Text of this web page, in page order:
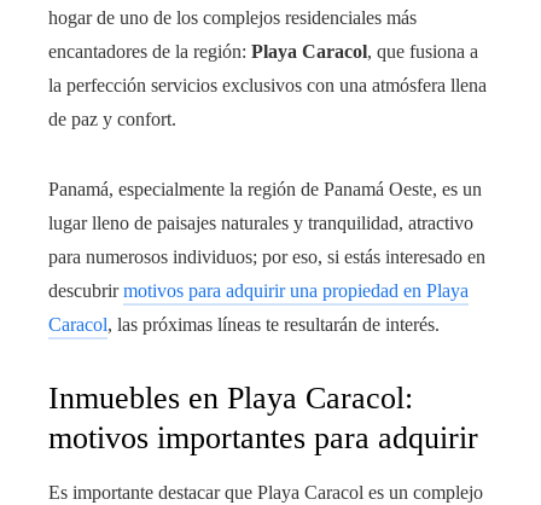
hogar de uno de los complejos residenciales más
encantadores de la región: Playa Caracol, que fusiona a
la perfección servicios exclusivos con una atmósfera llena
de paz y confort.
Panamá, especialmente la región de Panamá Oeste, es un
lugar lleno de paisajes naturales y tranquilidad, atractivo
para numerosos individuos; por eso, si estás interesado en
descubrirmotivos para adquirir una propiedad en Playa
Caracol, las próximas líneas te resultarán de interés.
Inmuebles en Playa Caracol:
motivos importantes para adquirir
Es importante destacar que Playa Caracol es un complejo